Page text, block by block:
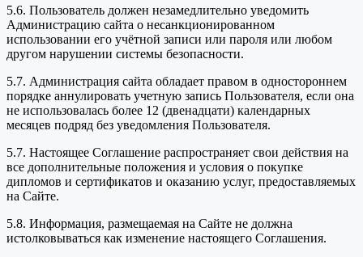
5.6. Пользователь должен незамедлительно уведомить
Администрацию сайта о несанкционированном
использовании его учётной записи или пароля или любом
другом нарушении системы безопасности.
5.7. Администрация сайта обладает правом в одностороннем
порядке аннулировать учетную запись Пользователя, если она
не использовалась более 12 (двенадцати) календарных
месяцев подряд без уведомления Пользователя.
5.7. Настоящее Соглашение распространяет свои действия на
все дополнительные положения и условия о покупке
дипломов и сертификатов и оказанию услуг, предоставляемых
на Сайте.
5.8. Информация, размещаемая на Сайте не должна
истолковываться как изменение настоящего Соглашения.